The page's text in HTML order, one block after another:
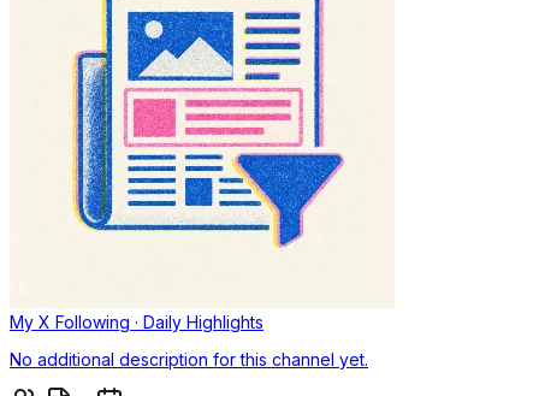
My X Following · Daily Highlights
No additional description for this channel yet.